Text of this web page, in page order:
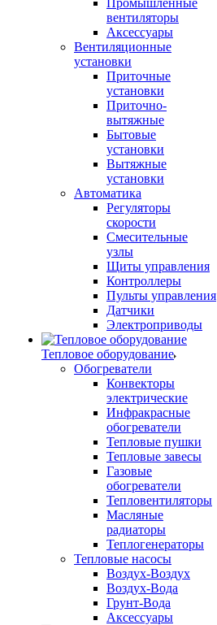
Промышленные
вентиляторы
Аксессуары
Вентиляционные
установки
Приточные
установки
Приточно-
вытяжные
Бытовые
установки
Вытяжные
установки
Автоматика
Регуляторы
скорости
Смесительные
узлы
Щиты управления
Контроллеры
Пульты управления
Датчики
Электроприводы
Тепловое оборудование
Обогреватели
Конвекторы
электрические
Инфракрасные
обогреватели
Тепловые пушки
Тепловые завесы
Газовые
обогреватели
Тепловентиляторы
Масляные
радиаторы
Теплогенераторы
Тепловые насосы
Воздух-Воздух
Воздух-Вода
Грунт-Вода
Аксессуары